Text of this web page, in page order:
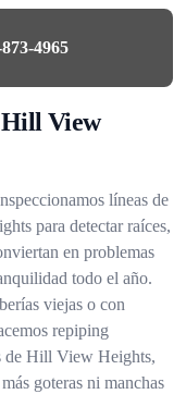
4965
Hill View
líneas de
para detectar raíces,
en problemas
todo el año.
viejas o con
repiping
de Hill View Heights,
goteras ni manchas